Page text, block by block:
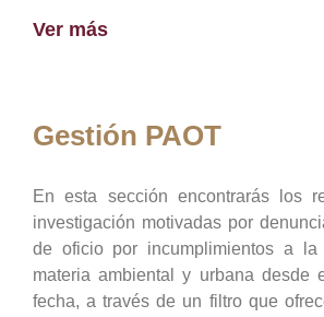
Ver más
Gestión PAOT
En esta sección encontrarás los
investigación motivadas por
de oficio por incumplimientos a la
materia ambiental y urbana desde
fecha, a través de un filtro que